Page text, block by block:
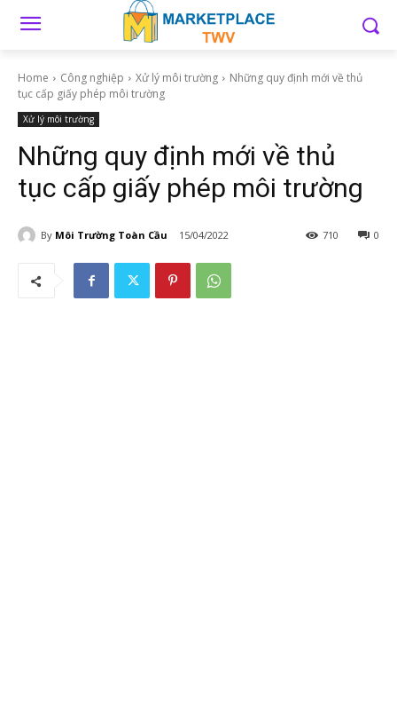
Home Công nghiệp Xử lý môi trường
Những quy định mới về thủ
tục cấp giấy phép môi trường
Xử lý môi trường
Những quy định mới về thủ
tục cấp giấy phép môi trường
By Môi Trường Toàn Cầu 15/04/2022 0
710